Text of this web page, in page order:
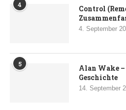
4
Control
4. September
5
Alan Wake
Geschichte
14. September